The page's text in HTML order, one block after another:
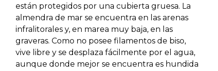
están protegidos por una cubierta gruesa. La
almendra de mar se encuentra en las arenas
infralitorales y, en marea muy baja, en las
graveras. Como no posee filamentos de biso,
vive libre y se desplaza fácilmente por el agua,
aunque donde mejor se encuentra es hundida